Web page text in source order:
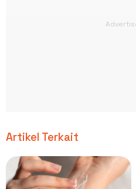
Artikel Terkait